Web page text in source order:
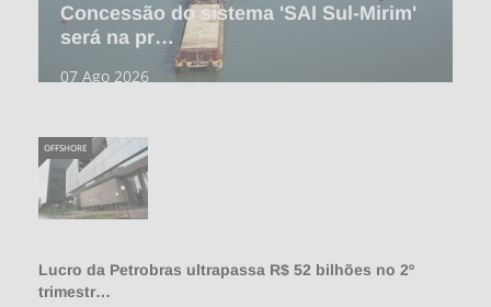
Concessão do sistema 'SAI Sul-Mirim'
será na pr…
07 Ago 2026
Lucro da Petrobras ultrapassa R$ 52 bilhões no 2º
trimestr…
OFFSHORE